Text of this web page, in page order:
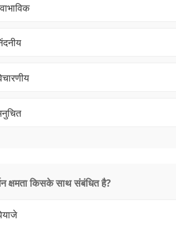
क्षमता किसके साथ संबंधित है?